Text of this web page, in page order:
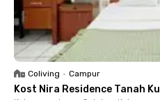
Coliving • Campur
Kost Nira Residence Tanah